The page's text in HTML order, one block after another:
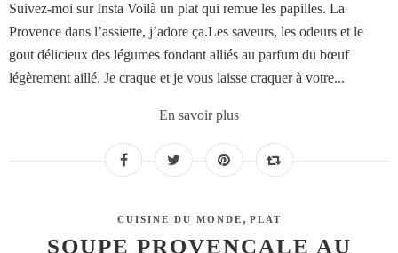
Suivez-moi sur Insta Voilà un plat qui remue les papilles. La
Provence dans l’assiette, j’adore ça.Les saveurs, les odeurs et le
gout délicieux des légumes fondant alliés au parfum du bœuf
légèrement aillé. Je craque et je vous laisse craquer à votre...
En savoir plus
CUISINE DU MONDE , PLAT
SOUPE PROVENÇALE AU